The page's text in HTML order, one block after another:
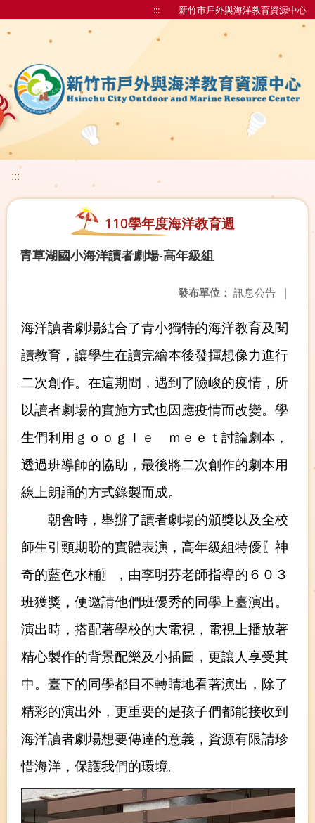
::: 新竹市戶外與海洋教育資源中心
:::
110學年度海洋教育週
青草湖國小海洋讀者劇場-高年級組
發布單位： 訊息公告 |
海洋讀者劇場結合了青小獨特的海洋教育及閱
讀教育，讓學生在讀完繪本後發揮想像力進行
二次創作。在這期間，遇到了險峻的疫情，所
以讀者劇場的實施方式也因應疫情而改變。學
生們利用ｇｏｏｇｌｅ ｍｅｅｔ討論劇本，
透過班導師的協助，最後將二次創作的劇本用
線上朗誦的方式錄製而成。
朝會時，舉辦了讀者劇場的頒獎以及全校
師生引頸期盼的實體表演，高年級組特優 〖 神
奇的藍色水桶〗
，由李明芬老師指導的６０３
班獲獎，便邀請他們班優秀的同學上臺演出。
演出時，搭配著學校的大電視，電視上播放著
精心製作的背景配樂及小插圖，更讓人享受其
中。臺下的同學都目不轉睛地看著演出，除了
精彩的演出外，更重要的是孩子們都能接收到
海洋讀者劇場想要傳達的意義，資源有限請珍
惜海洋，保護我們的環境。